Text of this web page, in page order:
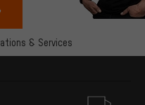
& Services